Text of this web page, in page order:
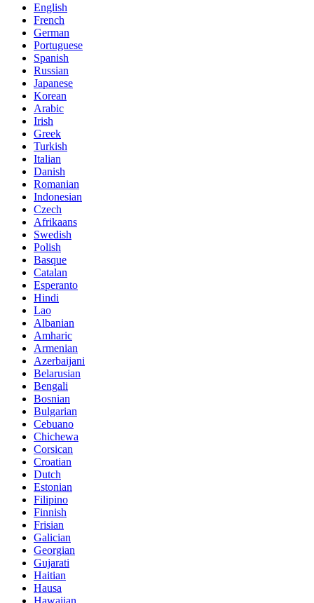
English
French
German
Portuguese
Spanish
Russian
Japanese
Korean
Arabic
Irish
Greek
Turkish
Italian
Danish
Romanian
Indonesian
Czech
Afrikaans
Swedish
Polish
Basque
Catalan
Esperanto
Hindi
Lao
Albanian
Amharic
Armenian
Azerbaijani
Belarusian
Bengali
Bosnian
Bulgarian
Cebuano
Chichewa
Corsican
Croatian
Dutch
Estonian
Filipino
Finnish
Frisian
Galician
Georgian
Gujarati
Haitian
Hausa
Hawaiian